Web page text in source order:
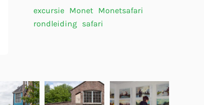
excursie Monet Monetsafari
rondleiding safari